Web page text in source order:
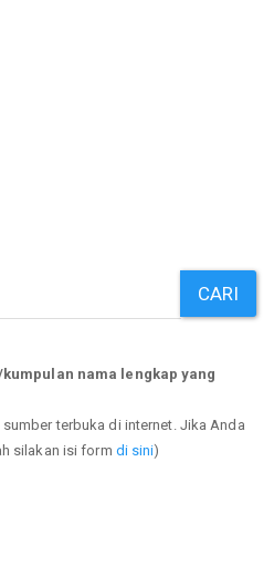
CARI
nama lengkap yang
terbuka di internet. Jika Anda
silakan isi form di sini)